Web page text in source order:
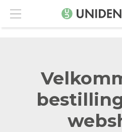
Menu
KONTAKT